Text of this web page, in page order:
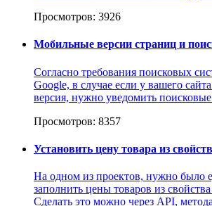
Просмотров: 3926
Мобильные версии страниц и
Согласно требования поисковых
Google, в случае если у вашего
версия, нужно уведомить
Просмотров: 8357
Установить цену товара из
На одном из проектов, нужно было
заполнить цены товаров из
Сделать это можно через API,